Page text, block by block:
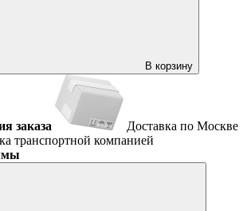
В корзину
заказа
Доставка по Москве
транспортной компанией